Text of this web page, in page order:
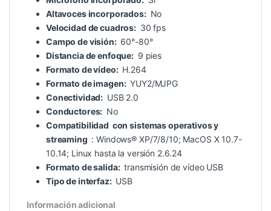
Altavoces incorporados: No
Velocidad de cuadros: 30 fps
Campo de visión: 60°-80°
Distancia de enfoque: 9 pies
Formato de vídeo: H.264
Formato de imagen: YUY2/MJPG
Conectividad: USB 2.0
Conductores: No
Compatibilidad con sistemas operativos y
streaming : Windows® XP/7/8/10; MacOS X 10.7-
10.14; Linux hasta la versión 2.6.24
Formato de salida: transmisión de vídeo USB
Tipo de interfaz: USB
Información adicional